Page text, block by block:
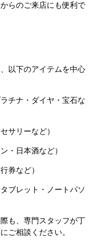
らのご来店にも便利で
以下のアイテムを中心
チナ・ダイヤ・宝石な
サリーなど）
・日本酒など）
券など）
ブレット・ノートパソ
も、専門スタッフが丁
ご相談ください。